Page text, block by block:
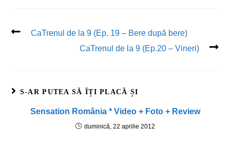
CaTrenul de la 9 (Ep. 19 – Bere după bere)
CaTrenul de la 9 (Ep.20 – Vineri)
S-AR PUTEA SĂ ÎȚI PLACĂ ȘI
Sensation România * Video + Foto + Review
duminică, 22 aprilie 2012